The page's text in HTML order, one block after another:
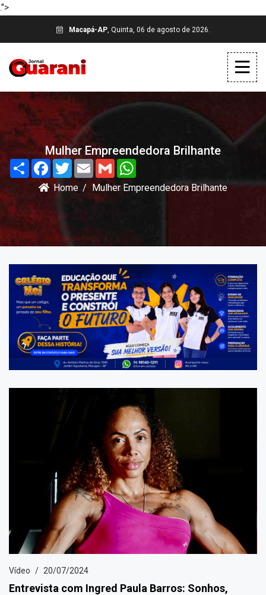
.">
Macapá-AP, Quinta, 06 de agosto de 2026.
Mulher Empreendedora Brilhante
ShareFacebook
TwitterEmail Gmail
Home Mulher Empreendedora Brilhante
Vídeo 20/07/2024
Entrevista com Ingred Paula Barros: Sonhos,